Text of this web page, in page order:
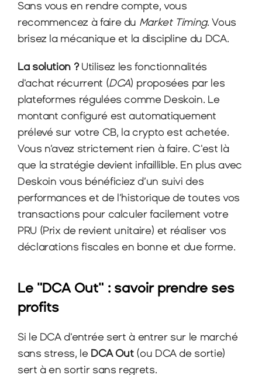
Sans vous en rendre compte, vous
recommencez à faire du Market Timing. Vous
brisez la mécanique et la discipline du DCA.
La solution ? Utilisez les fonctionnalités
d'achat récurrent (DCA) proposées par les
plateformes régulées comme Deskoin. Le
montant configuré est automatiquement
prélevé sur votre CB, la crypto est achetée.
Vous n’avez strictement rien à faire. C'est là
que la stratégie devient infaillible. En plus avec
Deskoin vous bénéficiez d’un suivi des
performances et de l’historique de toutes vos
transactions pour calculer facilement votre
PRU (Prix de revient unitaire) et réaliser vos
déclarations fiscales en bonne et due forme.
Le "DCA Out" : savoir prendre ses
profits
Si le DCA d'entrée sert à entrer sur le marché
sans stress, le DCA Out (ou DCA de sortie)
sert à en sortir sans regrets.